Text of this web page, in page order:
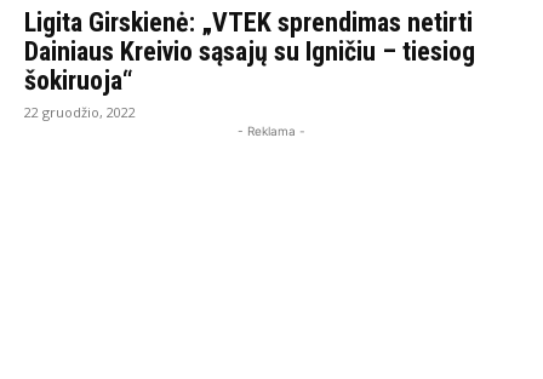
Ligita Girskienė: „VTEK sprendimas netirti
Dainiaus Kreivio sąsajų su Igničiu – tiesiog
šokiruoja“
22 gruodžio, 2022
- Reklama -